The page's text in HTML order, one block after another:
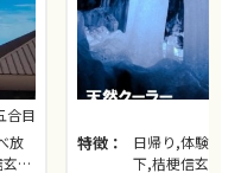
合目
放
餅
特徴：
日帰り,体験,フ
下,桔梗信玄餅